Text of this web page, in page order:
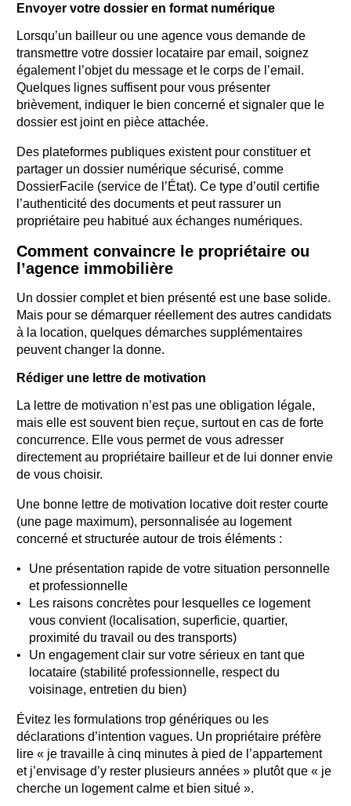
Envoyer votre dossier en format numérique
Lorsqu’un bailleur ou une agence vous demande de
transmettre votre dossier locataire par email, soignez
également l’objet du message et le corps de l’email.
Quelques lignes suffisent pour vous présenter
brièvement, indiquer le bien concerné et signaler que le
dossier est joint en pièce attachée.
Des plateformes publiques existent pour constituer et
partager un dossier numérique sécurisé, comme
DossierFacile (service de l’État). Ce type d’outil certifie
l’authenticité des documents et peut rassurer un
propriétaire peu habitué aux échanges numériques.
Comment convaincre le propriétaire ou
l’agence immobilière
Un dossier complet et bien présenté est une base solide.
Mais pour se démarquer réellement des autres candidats
à la location, quelques démarches supplémentaires
peuvent changer la donne.
Rédiger une lettre de motivation
La lettre de motivation n’est pas une obligation légale,
mais elle est souvent bien reçue, surtout en cas de forte
concurrence. Elle vous permet de vous adresser
directement au propriétaire bailleur et de lui donner envie
de vous choisir.
Une bonne lettre de motivation locative doit rester courte
(une page maximum), personnalisée au logement
concerné et structurée autour de trois éléments :
Une présentation rapide de votre situation personnelle
et professionnelle
Les raisons concrètes pour lesquelles ce logement
vous convient (localisation, superficie, quartier,
proximité du travail ou des transports)
Un engagement clair sur votre sérieux en tant que
locataire (stabilité professionnelle, respect du
voisinage, entretien du bien)
Évitez les formulations trop génériques ou les
déclarations d’intention vagues. Un propriétaire préfère
lire « je travaille à cinq minutes à pied de l’appartement
et j’envisage d’y rester plusieurs années » plutôt que « je
cherche un logement calme et bien situé ».